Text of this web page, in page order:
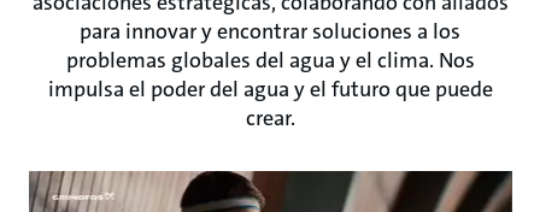
para innovar y encontrar soluciones a los
problemas globales del agua y el clima. Nos
impulsa el poder del agua y el futuro que puede
crear.